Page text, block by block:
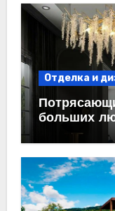
Отделка и
больших
идеальный